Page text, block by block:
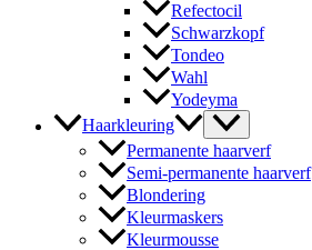
Refectocil
Schwarzkopf
Tondeo
Wahl
Yodeyma
Haarkleuring
Permanente haarverf
Semi-permanente haarverf
Blondering
Kleurmaskers
Kleurmousse